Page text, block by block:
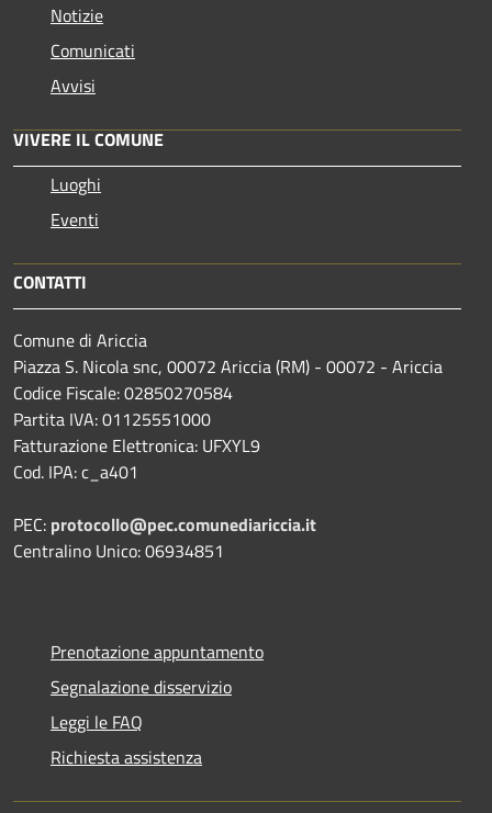
Notizie
Comunicati
Avvisi
VIVERE IL COMUNE
Luoghi
Eventi
CONTATTI
Comune di Ariccia
Piazza S. Nicola snc, 00072 Ariccia (RM) - 00072 - Ariccia
Codice Fiscale: 02850270584
Partita IVA: 01125551000
Fatturazione Elettronica: UFXYL9
Cod. IPA: c_a401
PEC: protocollo@pec.comunediariccia.it
Centralino Unico: 06934851
Prenotazione appuntamento
Segnalazione disservizio
Leggi le FAQ
Richiesta assistenza